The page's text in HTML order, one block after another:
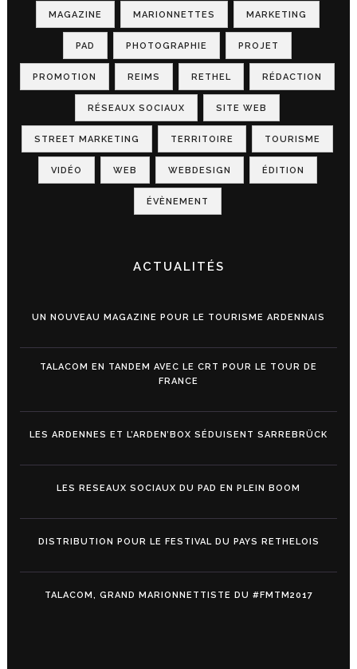
MAGAZINE MARIONNETTES MARKETING
PAD PHOTOGRAPHIE PROJET
PROMOTION REIMS RETHEL RÉDACTION
RÉSEAUX SOCIAUX SITE WEB
STREET MARKETING TERRITOIRE TOURISME
VIDÉO WEB WEBDESIGN ÉDITION
ÉVÈNEMENT
ACTUALITÉS
UN NOUVEAU MAGAZINE POUR LE TOURISME ARDENNAIS
TALACOM EN TANDEM AVEC LE CRT POUR LE TOUR DE
FRANCE
LES ARDENNES ET L’ARDEN’BOX SÉDUISENT SARREBRÜCK
LES RESEAUX SOCIAUX DU PAD EN PLEIN BOOM
DISTRIBUTION POUR LE FESTIVAL DU PAYS RETHELOIS
TALACOM, GRAND MARIONNETTISTE DU #FMTM2017